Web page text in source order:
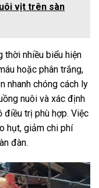
vịt trên sàn
thời nhiều biểu hiện
hoặc phân trắng,
nhanh chóng cách ly
nuôi và xác định
điều trị phù hợp. Việc
hụt, giảm chi phí
đàn.